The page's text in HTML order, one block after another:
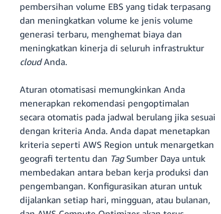
pembersihan volume EBS yang tidak terpasang
dan meningkatkan volume ke jenis volume
generasi terbaru, menghemat biaya dan
meningkatkan kinerja di seluruh infrastruktur
cloudAnda.
Aturan otomatisasi memungkinkan Anda
menerapkan rekomendasi pengoptimalan
secara otomatis pada jadwal berulang jika sesuai
dengan kriteria Anda. Anda dapat menetapkan
kriteria seperti AWS Region untuk menargetkan
geografi tertentu dan TagSumber Daya untuk
membedakan antara beban kerja produksi dan
pengembangan. Konfigurasikan aturan untuk
dijalankan setiap hari, mingguan, atau bulanan,